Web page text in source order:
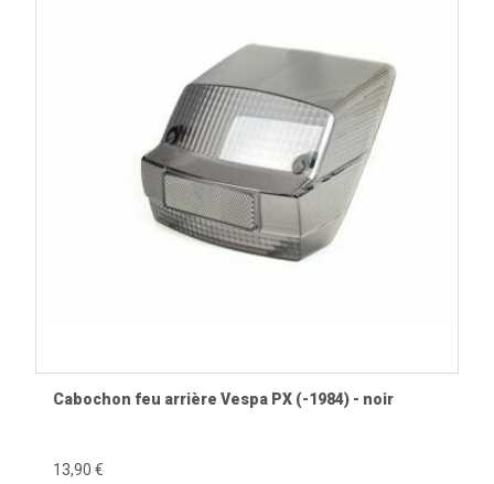
Cabochon feu arrière Vespa PX (-1984) - noir
13,90 €